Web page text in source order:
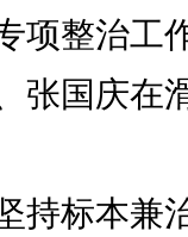
项整治工
张国庆在
标本兼